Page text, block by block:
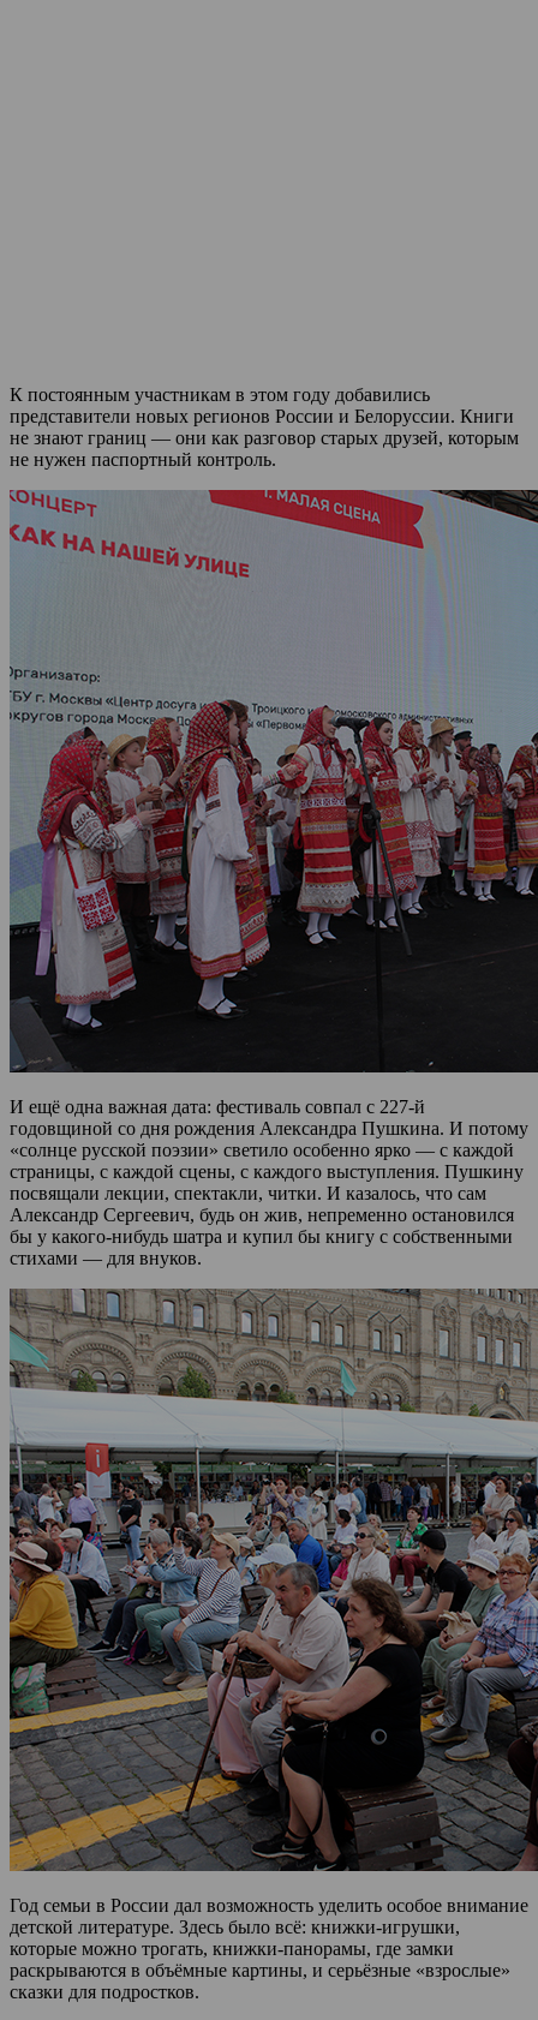
К постоянным участникам в этом году добавились
представители новых регионов России и Белоруссии. Книги
не знают границ — они как разговор старых друзей, которым
не нужен паспортный контроль.
И ещё одна важная дата: фестиваль совпал с 227-й
годовщиной со дня рождения Александра Пушкина. И потому
«солнце русской поэзии» светило особенно ярко — с каждой
страницы, с каждой сцены, с каждого выступления. Пушкину
посвящали лекции, спектакли, читки. И казалось, что сам
Александр Сергеевич, будь он жив, непременно остановился
бы у какого-нибудь шатра и купил бы книгу с собственными
стихами — для внуков.
Год семьи в России дал возможность уделить особое внимание
детской литературе. Здесь было всё: книжки-игрушки,
которые можно трогать, книжки-панорамы, где замки
раскрываются в объёмные картины, и серьёзные «взрослые»
сказки для подростков.